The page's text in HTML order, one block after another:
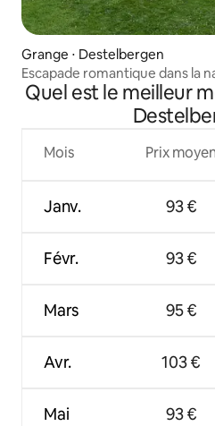
Grange ⋅ Destelbergen
Escapade romantique dans la
Quel est le meilleur
Mois
Janv.
Févr.
Mars
Avr.
Mai
Prix
93 €
93 €
95 €
103 €
93 €